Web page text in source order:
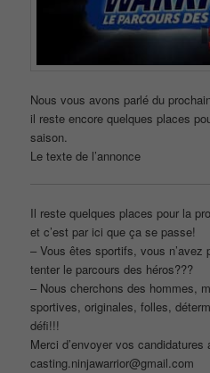
Nous vous avons parlé du
il reste encore quelques places
saison.
Le texte de l’annonce
Il reste quelques places pour la
et c’est par ici que ça se passe!
– Vous êtes sportifs, vous
tenter le parcours des héros???
– Nous cherchons des hommes,
sportives, originales, folles,
défi!!!
Merci d’envoyer vos
casting.ninjawarrior@gmail.com